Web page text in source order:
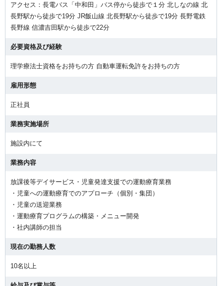
アクセス：長電バス「中和田」バス停から徒歩で１分 北しなの線 北
長野駅から徒歩で19分 JR飯山線 北長野駅から徒歩で19分 長野電鉄
長野線 信濃吉田駅から徒歩で22分
必要資格及び経験
理学療法士資格をお持ちの方 自動車運転免許をお持ちの方
雇用形態
正社員
業務実施場所
施設内にて
業務内容
放課後等デイサービス・児童発達支援での運動療育業務
・児童への運動療育でのアプローチ（個別・集団）
・児童の送迎業務
・運動療育プログラムの構築・メニュー開発
・社内講師の担当
現在の勤務人数
10名以上